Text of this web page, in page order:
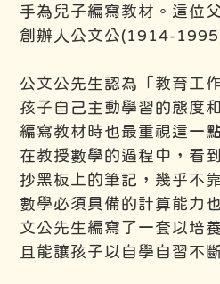
手為兒子編寫教材。這位
創辦人公文公(1914-
公文公先生認為「教育工
孩子自己主動學習的態度
編寫教材時也最重視這一
在教授數學的過程中，看
抄黑板上的筆記，幾乎不
數學必須具備的計算能力
文公先生編寫了一套以培
且能讓孩子以自學自習不